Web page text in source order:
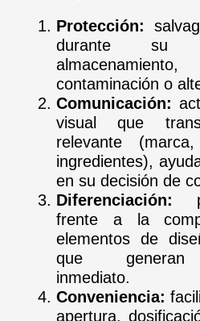
Protección:
durante su
contaminación o
Comunicación:
visual que
relevante
ingredientes),
en su decisión de
Diferenciación:
frente a la
elementos de
que generan
inmediato.
Conveniencia:
apertura,